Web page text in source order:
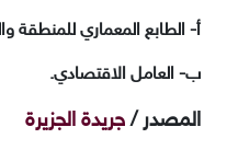
أ- الطابع المعماري للمنطقة
ب- العامل الاقتصادي.
المصدر /جريدة الجزيرة